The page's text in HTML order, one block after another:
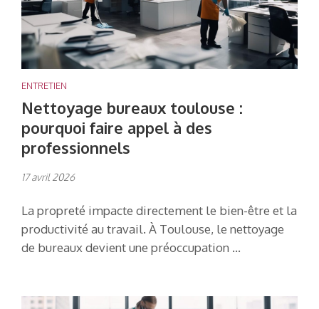
ENTRETIEN
Nettoyage bureaux toulouse :
pourquoi faire appel à des
professionnels
17 avril 2026
La propreté impacte directement le bien-être et la
productivité au travail. À Toulouse, le nettoyage
de bureaux devient une préoccupation …